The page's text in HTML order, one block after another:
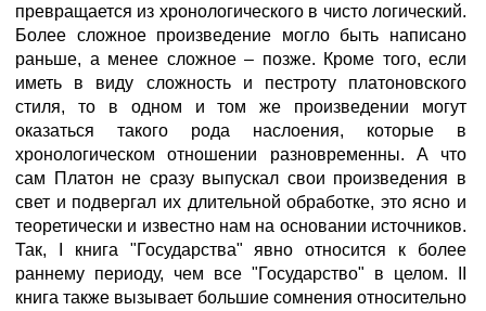
превращается из хронологического в чисто логический.
Более сложное произведение могло быть написано
раньше, а менее сложное – позже. Кроме того, если
иметь в виду сложность и пестроту платоновского
стиля, то в одном и том же произведении могут
оказаться такого рода наслоения, которые в
хронологическом отношении разновременны. А что
сам Платон не сразу выпускал свои произведения в
свет и подвергал их длительной обработке, это ясно и
теоретически и известно нам на основании источников.
Так, I книга "Государства" явно относится к более
раннему периоду, чем все "Государство" в целом. II
книга также вызывает большие сомнения относительно